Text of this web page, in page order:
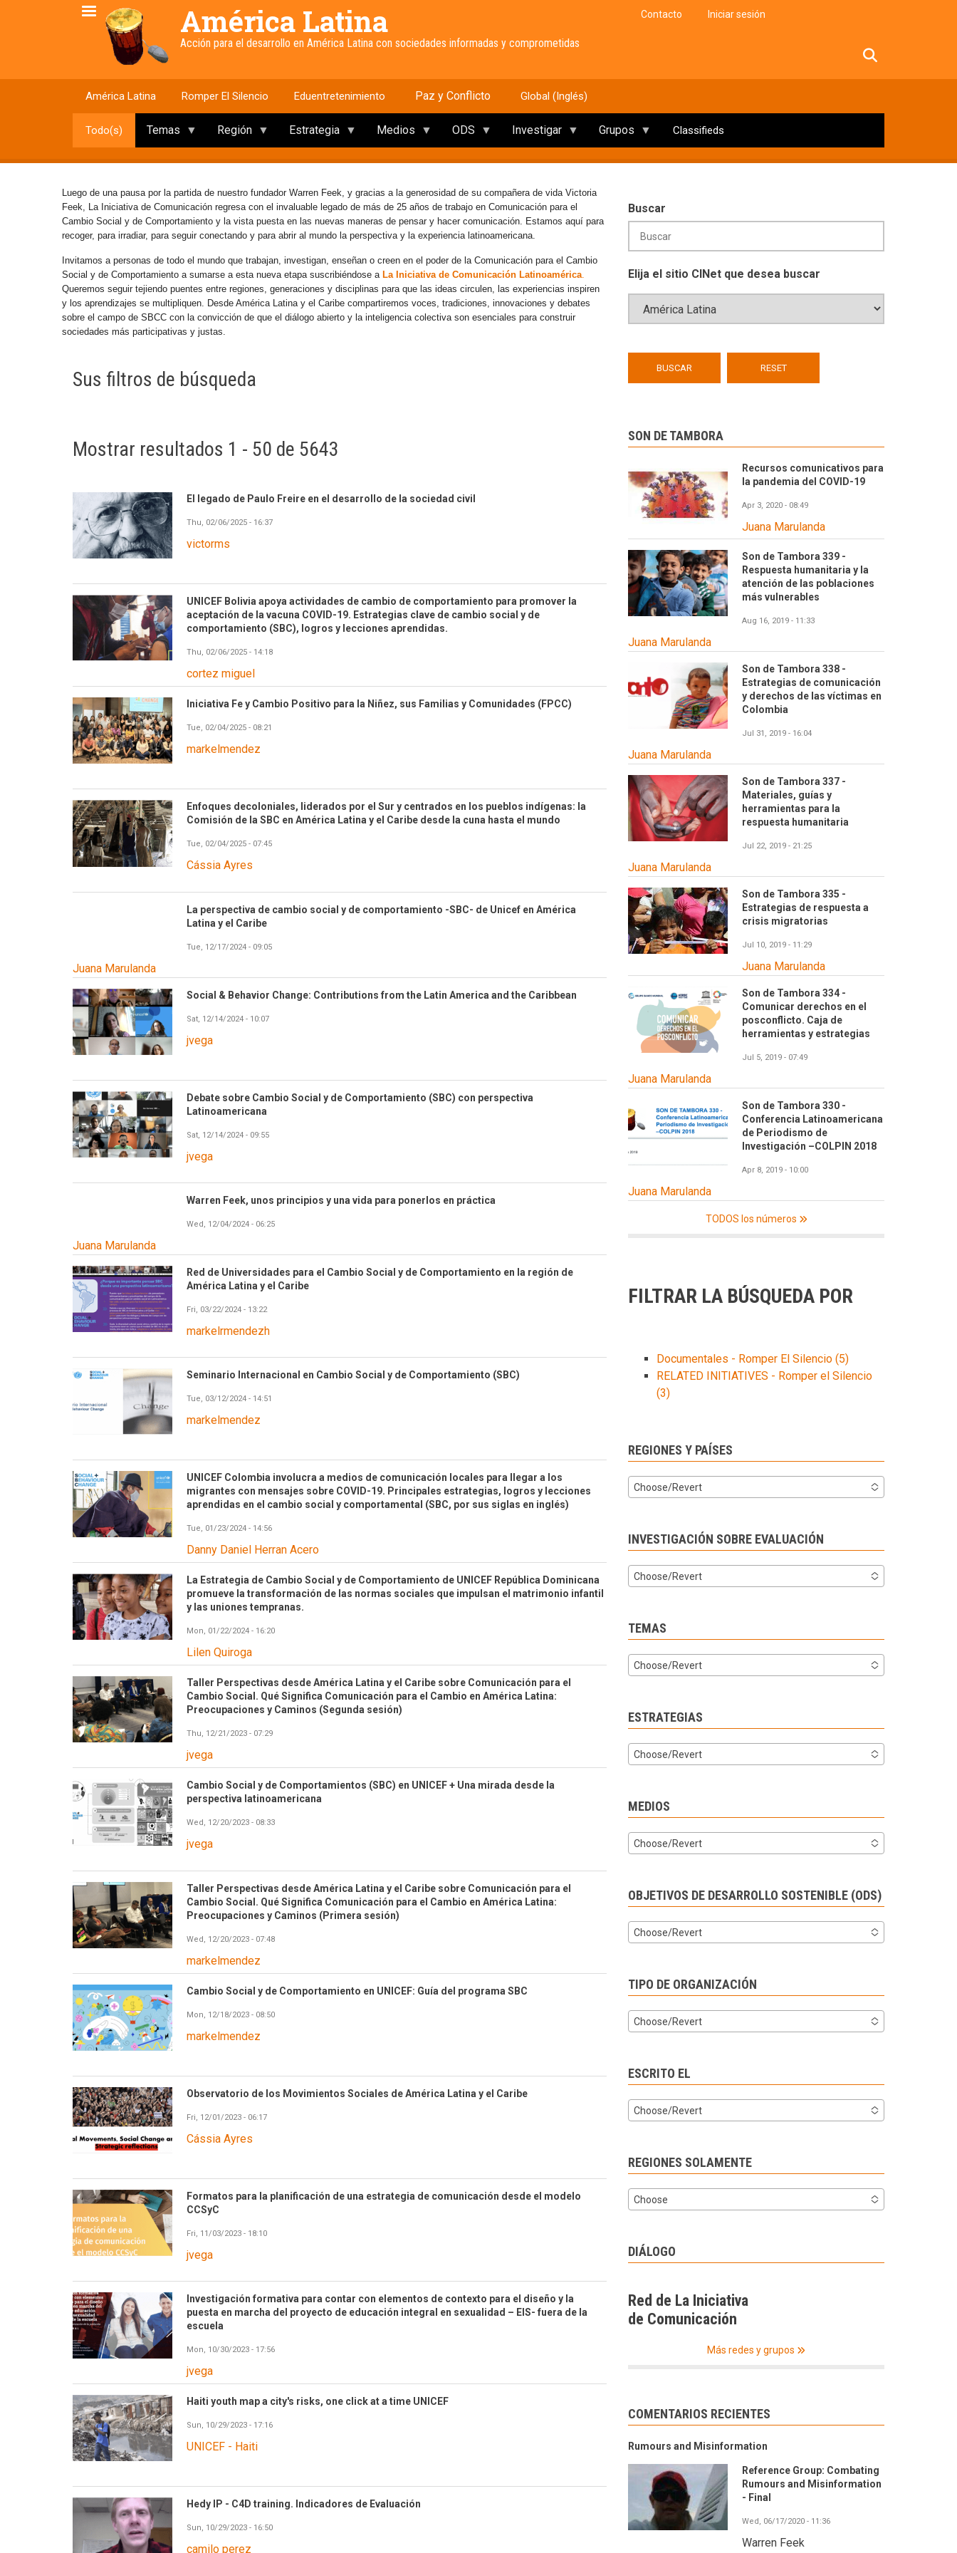
América Latina
Acción para el desarrollo en América Latina con sociedades informadas y comprometidas
Contacto Iniciar sesión
América Latina Romper El Silencio Eduentretenimiento Paz y Conflicto Global (Inglés)
Todo(s) Temas Región Estrategia Medios ODS Investigar Grupos Classifieds
Luego de una pausa por la partida de nuestro fundador Warren Feek, y gracias a la generosidad de su compañera de vida Victoria
Feek, La Iniciativa de Comunicación regresa con el invaluable legado de más de 25 años de trabajo en Comunicación para el
Cambio Social y de Comportamiento y la vista puesta en las nuevas maneras de pensar y hacer comunicación. Estamos aquí para
recoger, para irradiar, para seguir conectando y para abrir al mundo la perspectiva y la experiencia latinoamericana.
Invitamos a personas de todo el mundo que trabajan, investigan, enseñan o creen en el poder de la Comunicación para el Cambio
Social y de Comportamiento a sumarse a esta nueva etapa suscribiéndose a La Iniciativa de Comunicación Latinoamérica.
Queremos seguir tejiendo puentes entre regiones, generaciones y disciplinas para que las ideas circulen, las experiencias inspiren
y los aprendizajes se multipliquen. Desde América Latina y el Caribe compartiremos voces, tradiciones, innovaciones y debates
sobre el campo de SBCC con la convicción de que el diálogo abierto y la inteligencia colectiva son esenciales para construir
sociedades más participativas y justas.
Sus filtros de búsqueda
Mostrar resultados 1 - 50 de 5643
El legado de Paulo Freire en el desarrollo de la sociedad civil
Thu, 02/06/2025 - 16:37
victorms
UNICEF Bolivia apoya actividades de cambio de comportamiento para promover la
aceptación de la vacuna COVID-19. Estrategias clave de cambio social y de
comportamiento (SBC), logros y lecciones aprendidas.
Thu, 02/06/2025 - 14:18
cortez miguel
Iniciativa Fe y Cambio Positivo para la Niñez, sus Familias y Comunidades (FPCC)
Tue, 02/04/2025 - 08:21
markelmendez
Enfoques decoloniales, liderados por el Sur y centrados en los pueblos indígenas: la
Comisión de la SBC en América Latina y el Caribe desde la cuna hasta el mundo
Tue, 02/04/2025 - 07:45
Cássia Ayres
La perspectiva de cambio social y de comportamiento -SBC- de Unicef en América
Latina y el Caribe
Tue, 12/17/2024 - 09:05
Juana Marulanda
Social & Behavior Change: Contributions from the Latin America and the Caribbean
Sat, 12/14/2024 - 10:07
jvega
Debate sobre Cambio Social y de Comportamiento (SBC) con perspectiva
Latinoamericana
Sat, 12/14/2024 - 09:55
jvega
Warren Feek, unos principios y una vida para ponerlos en práctica
Wed, 12/04/2024 - 06:25
Juana Marulanda
Red de Universidades para el Cambio Social y de Comportamiento en la región de
América Latina y el Caribe
Fri, 03/22/2024 - 13:22
markelrmendezh
Seminario Internacional en Cambio Social y de Comportamiento (SBC)
Tue, 03/12/2024 - 14:51
markelmendez
UNICEF Colombia involucra a medios de comunicación locales para llegar a los
migrantes con mensajes sobre COVID-19. Principales estrategias, logros y lecciones
aprendidas en el cambio social y comportamental (SBC, por sus siglas en inglés)
Tue, 01/23/2024 - 14:56
Danny Daniel Herran Acero
La Estrategia de Cambio Social y de Comportamiento de UNICEF República Dominicana
promueve la transformación de las normas sociales que impulsan el matrimonio infantil
y las uniones tempranas.
Mon, 01/22/2024 - 16:20
Lilen Quiroga
Taller Perspectivas desde América Latina y el Caribe sobre Comunicación para el
Cambio Social. Qué Significa Comunicación para el Cambio en América Latina:
Preocupaciones y Caminos (Segunda sesión)
Thu, 12/21/2023 - 07:29
jvega
Cambio Social y de Comportamientos (SBC) en UNICEF + Una mirada desde la
perspectiva latinoamericana
Wed, 12/20/2023 - 08:33
jvega
Taller Perspectivas desde América Latina y el Caribe sobre Comunicación para el
Cambio Social. Qué Significa Comunicación para el Cambio en América Latina:
Preocupaciones y Caminos (Primera sesión)
Wed, 12/20/2023 - 07:48
markelmendez
Cambio Social y de Comportamiento en UNICEF: Guía del programa SBC
Mon, 12/18/2023 - 08:50
markelmendez
Observatorio de los Movimientos Sociales de América Latina y el Caribe
Fri, 12/01/2023 - 06:17
Cássia Ayres
Formatos para la planificación de una estrategia de comunicación desde el modelo
CCSyC
Fri, 11/03/2023 - 18:10
jvega
Investigación formativa para contar con elementos de contexto para el diseño y la
puesta en marcha del proyecto de educación integral en sexualidad – EIS- fuera de la
escuela
Mon, 10/30/2023 - 17:56
jvega
Haiti youth map a city's risks, one click at a time UNICEF
Sun, 10/29/2023 - 17:16
UNICEF - Haiti
Hedy IP - C4D training. Indicadores de Evaluación
Sun, 10/29/2023 - 16:50
camilo perez
Buscar
Elija el sitio CINet que desea buscar
SON DE TAMBORA
Recursos comunicativos para
la pandemia del COVID-19
Apr 3, 2020 - 08:49
Juana Marulanda
Son de Tambora 339 -
Respuesta humanitaria y la
atención de las poblaciones
más vulnerables
Aug 16, 2019 - 11:33
Juana Marulanda
Son de Tambora 338 -
Estrategias de comunicación
y derechos de las víctimas en
Colombia
Jul 31, 2019 - 16:04
Juana Marulanda
Son de Tambora 337 -
Materiales, guías y
herramientas para la
respuesta humanitaria
Jul 22, 2019 - 21:25
Juana Marulanda
Son de Tambora 335 -
Estrategias de respuesta a
crisis migratorias
Jul 10, 2019 - 11:29
Juana Marulanda
Son de Tambora 334 -
Comunicar derechos en el
posconflicto. Caja de
herramientas y estrategias
Jul 5, 2019 - 07:49
Juana Marulanda
Son de Tambora 330 -
Conferencia Latinoamericana
de Periodismo de
Investigación –COLPIN 2018
Apr 8, 2019 - 10:00
Juana Marulanda
TODOS los números
FILTRAR LA BÚSQUEDA POR
Documentales - Romper El Silencio (5)
RELATED INITIATIVES - Romper el Silencio
(3)
REGIONES Y PAÍSES
Choose/Revert
INVESTIGACIÓN SOBRE EVALUACIÓN
Choose/Revert
TEMAS
Choose/Revert
ESTRATEGIAS
Choose/Revert
MEDIOS
Choose/Revert
OBJETIVOS DE DESARROLLO SOSTENIBLE (ODS)
Choose/Revert
TIPO DE ORGANIZACIÓN
Choose/Revert
ESCRITO EL
Choose/Revert
REGIONES SOLAMENTE
Choose
DIÁLOGO
Red de La Iniciativa
de Comunicación
Más redes y grupos
COMENTARIOS RECIENTES
Rumours and Misinformation
Reference Group: Combating
Rumours and Misinformation
- Final
Wed, 06/17/2020 - 11:36
Warren Feek